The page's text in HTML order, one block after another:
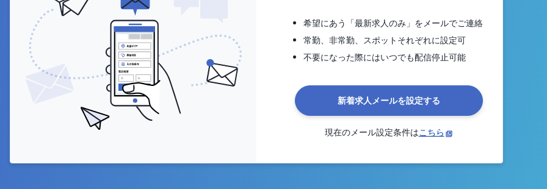
希望にあう「最新求人のみ」をメールでご連絡
常勤、非常勤、スポットそれぞれに設定可
不要になった際にはいつでも配信停止可能
新着求人メールを設定する
現在のメール設定条件はこちら